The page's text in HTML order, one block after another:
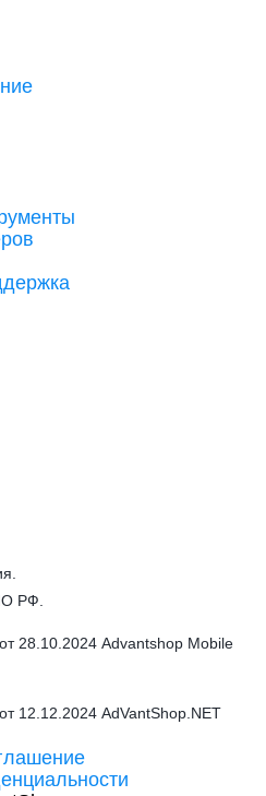
РФ.
от 28.10.2024 Advantshop Mobile
от 12.12.2024 AdVantShop.NET